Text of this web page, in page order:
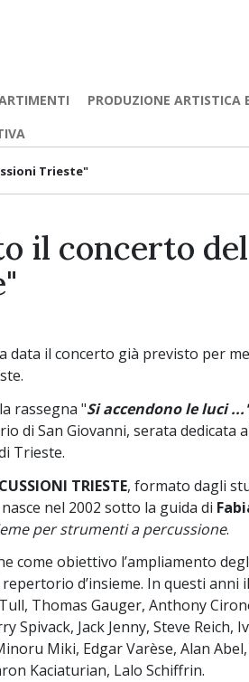
PRODUZIONE ARTISTICA
Trieste"
il concerto
data il concerto già previsto per
rassegna "Si accendono le luci
di San Giovanni, serata
Trieste.
TRIESTE, formato dagli
nel 2002 sotto la guida di
per strumenti a percussione.
come obiettivo l’ampliamento
d’insieme. In questi
Thomas Gauger, Anthony
Spivack, Jack Jenny, Steve
Miki, Edgar Varèse, Alan
Kaciaturian, Lalo Schiffrin.